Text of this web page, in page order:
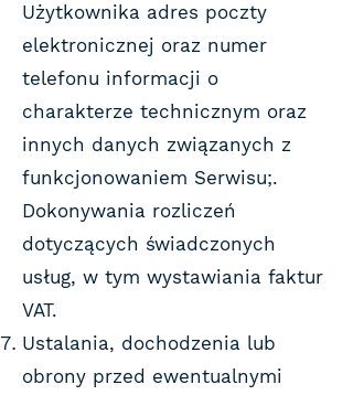
Użytkownika adres poczty
elektronicznej oraz numer
telefonu informacji o
charakterze technicznym oraz
innych danych związanych z
funkcjonowaniem Serwisu;.
Dokonywania rozliczeń
dotyczących świadczonych
usług, w tym wystawiania faktur
VAT.
Ustalania, dochodzenia lub
obrony przed ewentualnymi